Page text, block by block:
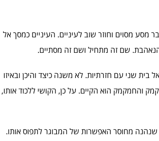
מסע מסוים וחוזר שוב לעיניים. העיניים כמסך אל
שם זה מתחיל ושם זה מסתיים.
בית שני עם חזרתיות. לא משנה כיצד והיכן ובאיזו
והחמקמק הוא הקיים. על כן, הקושי ללכוד אותו,
שנהנה מחוסר האפשרות של המבוגר לתפוס אותו.